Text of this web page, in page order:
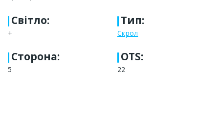
Світло:
+
Тип:
Скрол
Сторона:
5
OTS:
22